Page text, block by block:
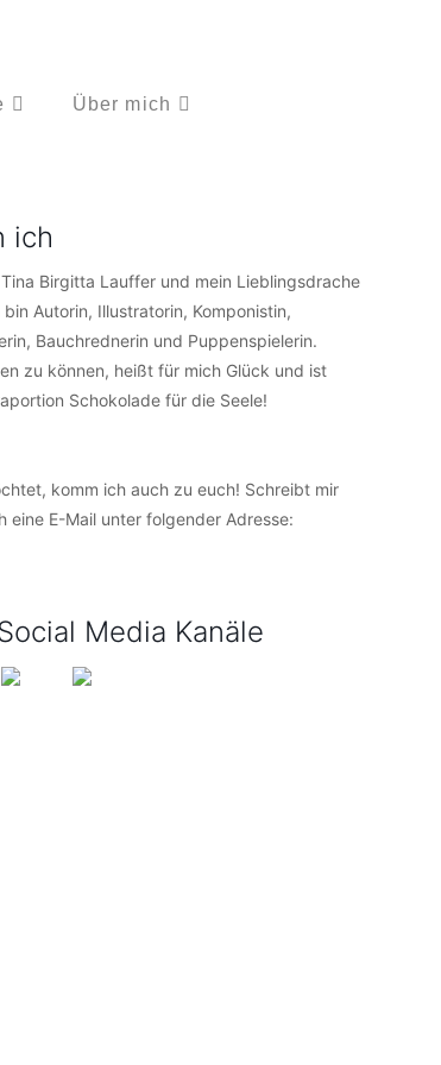
Über mich
ich
Birgitta Lauffer und mein Lieblingsdrache
bin Autorin, Illustratorin, Komponistin,
Bauchrednerin und Puppenspielerin.
zu können, heißt für mich Glück und ist
Schokolade für die Seele!
komm ich auch zu euch! Schreibt mir
eine E-Mail unter folgender Adresse:
Media Kanäle